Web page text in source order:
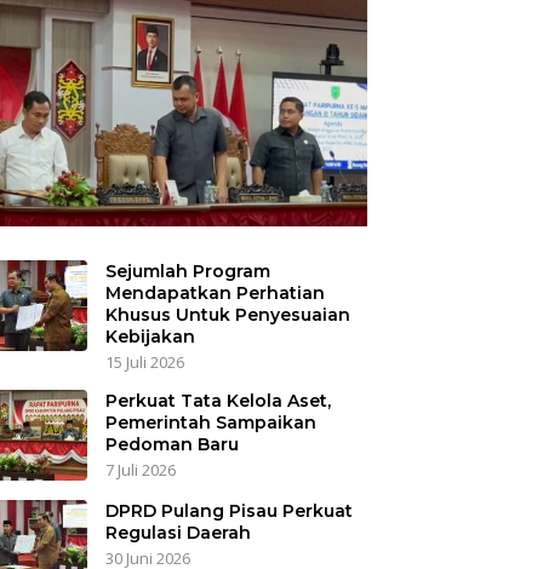
Sejumlah Program
Mendapatkan Perhatian
Khusus Untuk Penyesuaian
Kebijakan
15 Juli 2026
Perkuat Tata Kelola Aset,
Pemerintah Sampaikan
Pedoman Baru
7 Juli 2026
DPRD Pulang Pisau Perkuat
Regulasi Daerah
30 Juni 2026